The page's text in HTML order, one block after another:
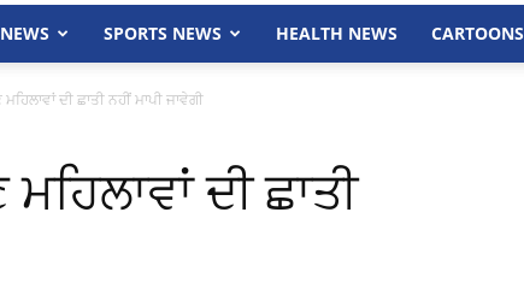
SPORTS NEWS HEALTH NEWS CARTOONS
ਦੀ ਛਾਤੀ ਨਹੀਂ ਮਾਪੀ ਜਾਵੇਗੀ
ਦੀ ਛਾਤੀ